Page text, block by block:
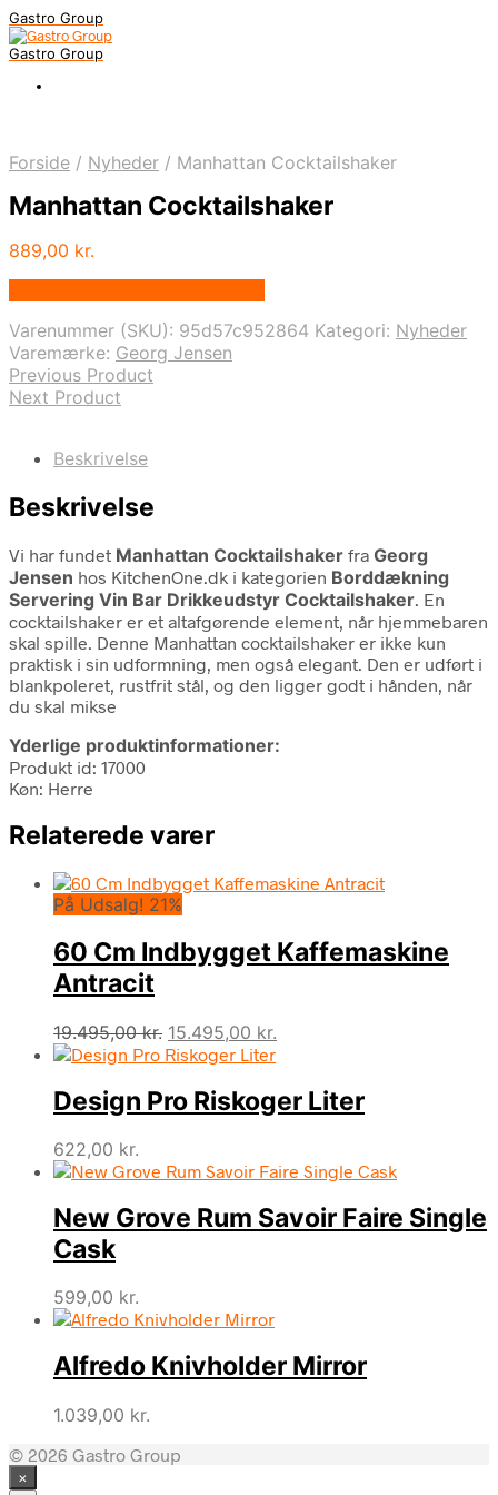
Gastro Group
Gastro Group
Forside / Nyheder / Manhattan Cocktailshaker
Manhattan Cocktailshaker
889,00 kr.
Varenummer (SKU): 95d57c952864 Kategori: Nyheder
Varemærke: Georg Jensen
Previous Product
Next Product
Beskrivelse
Beskrivelse
Vi har fundet Manhattan Cocktailshaker fra Georg
Jensen hos KitchenOne.dk i kategorien Borddækning
Servering Vin Bar Drikkeudstyr Cocktailshaker. En
cocktailshaker er et altafgørende element, når hjemmebaren
skal spille. Denne Manhattan cocktailshaker er ikke kun
praktisk i sin udformning, men også elegant. Den er udført i
blankpoleret, rustfrit stål, og den ligger godt i hånden, når
du skal mikse
Yderlige produktinformationer:
Produkt id: 17000
Køn: Herre
Relaterede varer
På Udsalg! 21%
60 Cm Indbygget Kaffemaskine
Antracit
19.495,00kr. Den
oprindelige
var:
19.495,00 kr..
15.495,00 kr.
er:
15.495,00 kr..
Design Pro Riskoger Liter
622,00 kr.
New Grove Rum Savoir Faire Single
Cask
599,00 kr.
Alfredo Knivholder Mirror
1.039,00 kr.
© 2026 Gastro Group
×